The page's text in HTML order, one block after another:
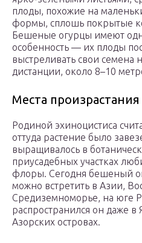
плоды, похожие на
формы, сплошь покрытые
Бешеные огурцы имеют
особенность — их плоды
выстреливать свои семена
дистанции, около 8–10
Места произрастания
Родиной эхиноцистиса
оттуда растение было
выращивалось в
приусадебных участках
флоры. Сегодня бешеный
можно встретить в Азии,
Средиземноморье, на юге
распространился он даже в
Азорских островах.